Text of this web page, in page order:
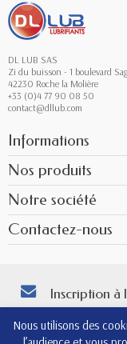
Nous utilisons des
DL LUB SAS
Zi du buisson - 1 boulevard
42230 Roche la Molière
+33 (0)4 77 90 08 50
contact@dllub.com
Informations
Nos produits
Notre société
Contactez-nous
Inscription à
informations de contact